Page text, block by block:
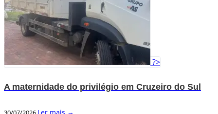
?>
A maternidade do privilégio em Cruzeiro do Sul